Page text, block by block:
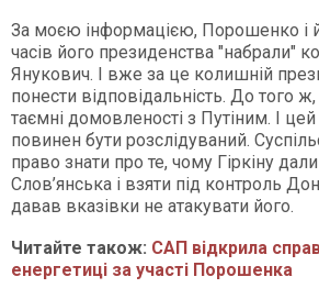
За моєю інформацією, Порошенко і
часів його президенства "набрали"
Янукович. І вже за це колишній
понести відповідальність. До того
таємні домовленості з Путіним. І
повинен бути розслідуваний.
право знати про те, чому Гіркіну
Слов’янська і взяти під контроль
давав вказівки не атакувати його.
Читайте також: САП відкрила
енергетиці за участі Порошенка